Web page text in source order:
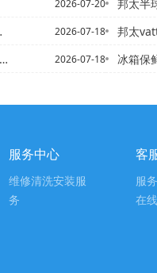
2026-07-20
2026-07-18
2026-07-18
邦太半球
邦太vatti燃
冰箱保鲜一
服务中心
维修清洗安装服
务
客
服
在